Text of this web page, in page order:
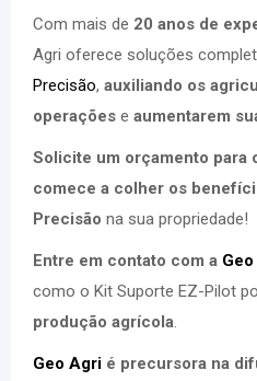
Com mais de 20 anos de
Agri oferece soluções
Precisão, auxiliando os
operações e aumentarem
Solicite um orçamento para
comece a colher os
Precisão na sua propriedade!
Entre em contato com a
como o Kit Suporte EZ-Pilot
produção agrícola.
Geo Agri é precursora na